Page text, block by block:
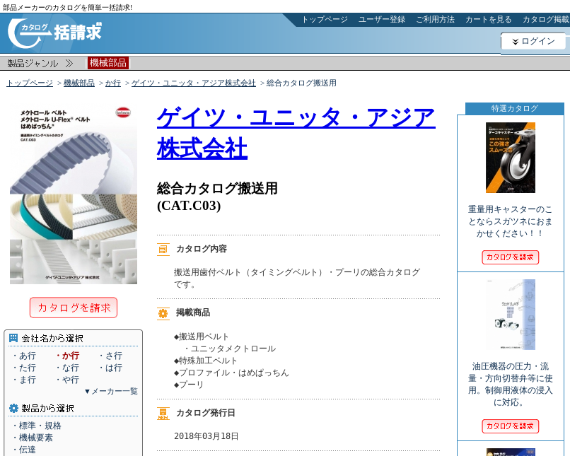
部品メーカーのカタログを簡単一括請求!
トップページ ユーザー登録 ご利用方法 カートを見る カタログ掲載
ログイン
| 機械部品 |
トップページ > 機械部品 > か行 > ゲイツ・ユニッタ・アジア株式会社 > 総合カタログ搬送用
・あ行 ・か行
・さ行
・た行
・な行
・は行
・ま行
・や行
▼メーカー一覧
・標準・規格
・機械要素
・伝達
ゲイツ・ユニッタ・アジア
株式会社
総合カタログ搬送用
(CAT.C03)
カタログ内容
搬送用歯付ベルト（タイミングベルト）・プーリの総合カタログ
です。
掲載商品
◆搬送用ベルト
・ユニッタメクトロール
◆特殊加工ベルト
◆プロファイル・はめぱっちん
◆プーリ
カタログ発行日
2018年03月18日
特選カタログ
重量用キャスターのこ
とならスガツネにおま
かせください！！
油圧機器の圧力・流
量・方向切替弁等に使
用。制御用液体の浸入
に対応。